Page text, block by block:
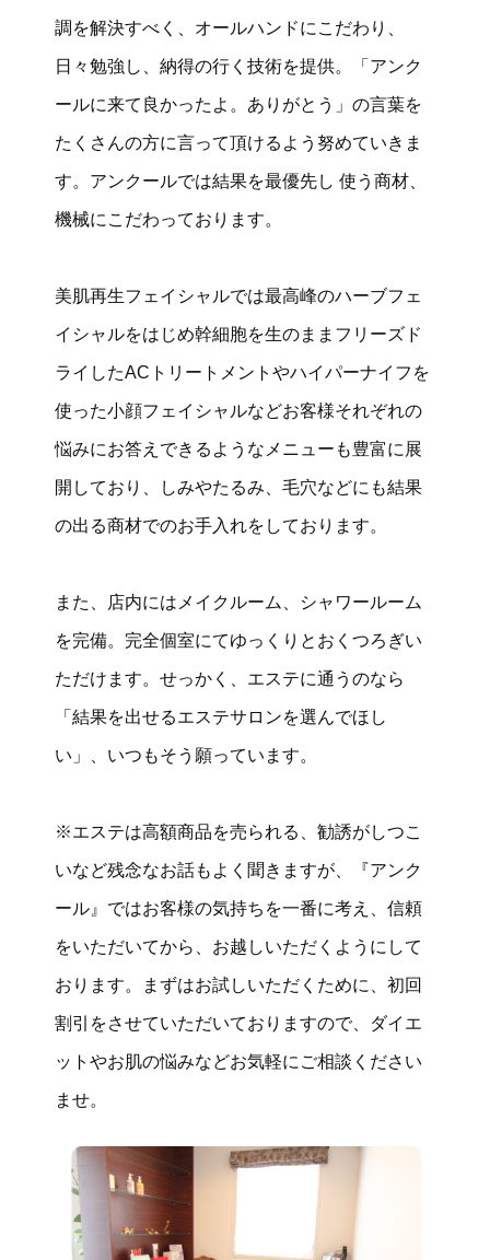
調を解決すべく、オールハンドにこだわり、
日々勉強し、納得の行く技術を提供。「アンク
ールに来て良かったよ。ありがとう」の言葉を
たくさんの方に言って頂けるよう努めていきま
す。アンクールでは結果を最優先し 使う商材、
機械にこだわっております。
美肌再生フェイシャルでは最高峰のハーブフェ
イシャルをはじめ幹細胞を生のままフリーズド
ライしたACトリートメントやハイパーナイフを
使った小顔フェイシャルなどお客様それぞれの
悩みにお答えできるようなメニューも豊富に展
開しており、しみやたるみ、毛穴などにも結果
の出る商材でのお手入れをしております。
また、店内にはメイクルーム、シャワールーム
を完備。完全個室にてゆっくりとおくつろぎい
ただけます。せっかく、エステに通うのなら
「結果を出せるエステサロンを選んでほし
い」、いつもそう願っています。
※エステは高額商品を売られる、勧誘がしつこ
いなど残念なお話もよく聞きますが、『アンク
ール』ではお客様の気持ちを一番に考え、信頼
をいただいてから、お越しいただくようにして
おります。まずはお試しいただくために、初回
割引をさせていただいておりますので、ダイエ
ットやお肌の悩みなどお気軽にご相談ください
ませ。